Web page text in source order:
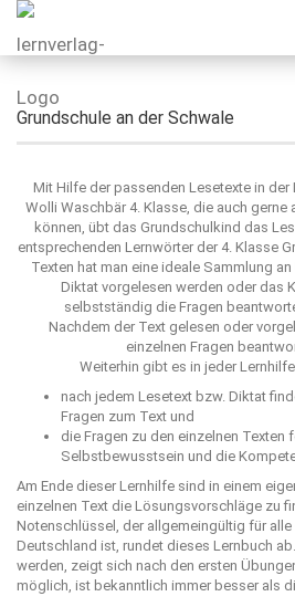
Grundschule an der Schwale
Mit Hilfe der passenden Lesetexte in
Wolli Waschbär 4. Klasse, die auch gerne
können, übt das Grundschulkind das
entsprechenden Lernwörter der 4. Klasse
Texten hat man eine ideale Sammlung
Diktat vorgelesen werden oder das
selbstständig die Fragen
Nachdem der Text gelesen oder
einzelnen Fragen
Weiterhin gibt es in jeder
nach jedem Lesetext bzw. Diktat
Fragen zum Text und
die Fragen zu den einzelnen Texten
Selbstbewusstsein und die
Am Ende dieser Lernhilfe sind in einem
einzelnen Text die Lösungsvorschläge zu
Notenschlüssel, der allgemeingültig für alle
Deutschland ist, rundet dieses Lernbuch
werden, zeigt sich nach den ersten
möglich, ist bekanntlich immer besser als